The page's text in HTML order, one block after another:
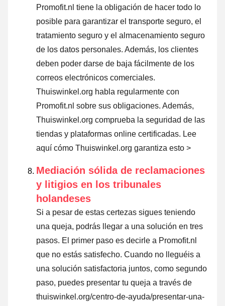
Promofit.nl tiene la obligación de hacer todo lo
posible para garantizar el transporte seguro, el
tratamiento seguro y el almacenamiento seguro
de los datos personales. Además, los clientes
deben poder darse de baja fácilmente de los
correos electrónicos comerciales.
Thuiswinkel.org habla regularmente con
Promofit.nl sobre sus obligaciones. Además,
Thuiswinkel.org comprueba la seguridad de las
tiendas y plataformas online certificadas. Lee
aquí cómo Thuiswinkel.org garantiza esto >
Mediación sólida de reclamaciones
y litigios en los tribunales
holandeses
Si a pesar de estas certezas sigues teniendo
una queja, podrás llegar a una solución en tres
pasos. El primer paso es decirle a Promofit.nl
que no estás satisfecho. Cuando no lleguéis a
una solución satisfactoria juntos, como segundo
paso, puedes presentar tu queja a través de
thuiswinkel.org/centro-de-ayuda/presentar-una-